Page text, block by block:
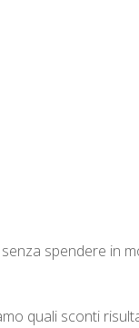
spendere in
quali sconti